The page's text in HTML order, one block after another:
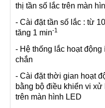
thị tần số lắc trên màn
- Cài đặt tần số lắc : từ
tăng 1 min-1
- Hệ thống lắc hoạt
chắn
- Cài đặt thời gian hoạt
bằng bộ điều khiển vi
trên màn hình LED